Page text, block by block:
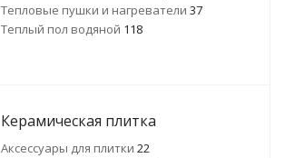
Тепловые пушки и нагреватели 37
Теплый пол водяной 118
Керамическая плитка
Аксессуары для плитки 22